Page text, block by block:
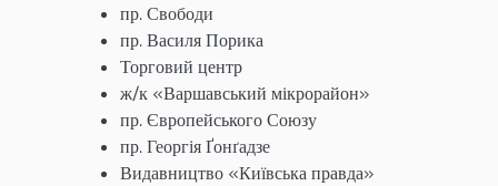
пр. Свободи
пр. Василя Порика
Торговий центр
ж/к «Варшавський мікрорайон»
пр. Європейського Союзу
пр. Георгія Ґонґадзе
Видавництво «Київська правда»